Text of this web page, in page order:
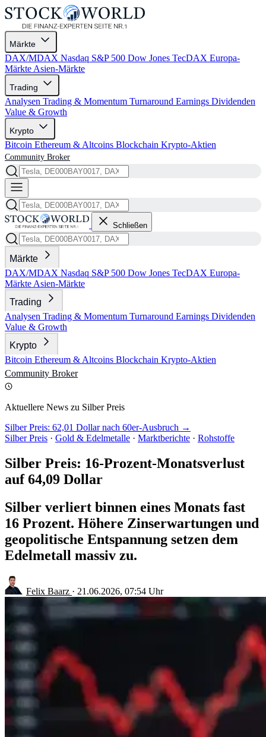
Märkte
DAX/MDAX Nasdaq S&P 500 Dow Jones TecDAX Europa-
Märkte Asien-Märkte
Trading
Analysen Trading & Momentum Turnaround Earnings Dividenden
Value & Growth
Krypto
Bitcoin Ethereum & Altcoins Blockchain Krypto-Aktien
Community Broker
Schließen
Märkte
DAX/MDAX Nasdaq S&P 500 Dow Jones TecDAX Europa-
Märkte Asien-Märkte
Trading
Analysen Trading & Momentum Turnaround Earnings Dividenden
Value & Growth
Krypto
Bitcoin Ethereum & Altcoins Blockchain Krypto-Aktien
Community Broker
Aktuellere News zu Silber Preis
Silber Preis: 62,01 Dollar nach 60er-Ausbruch →
Silber Preis · Gold & Edelmetalle · Marktberichte · Rohstoffe
Silber Preis: 16-Prozent-Monatsverlust
auf 64,09 Dollar
Silber verliert binnen eines Monats fast
16 Prozent. Höhere Zinserwartungen und
geopolitische Entspannung setzen dem
Edelmetall massiv zu.
Felix Baarz · 21.06.2026, 07:54 Uhr